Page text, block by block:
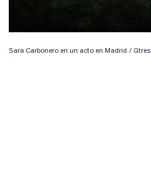
Sara Carbonero en un acto en Madrid / Gtres